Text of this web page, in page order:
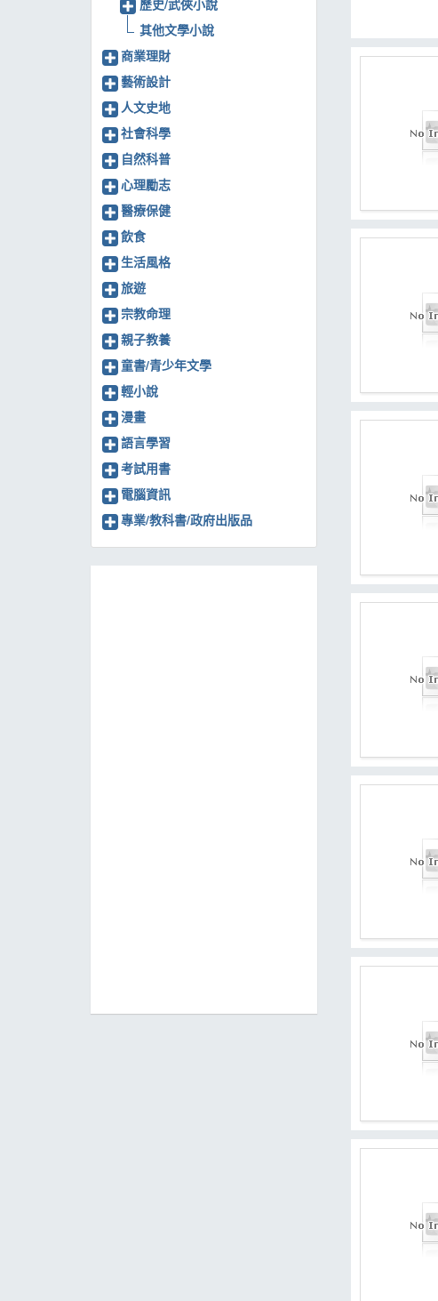
歷史/武俠小說
其他文學小說
商業理財
藝術設計
人文史地
社會科學
自然科普
心理勵志
醫療保健
飲食
生活風格
旅遊
宗教命理
親子教養
童書/青少年文學
輕小說
漫畫
語言學習
考試用書
電腦資訊
專業/教科書/政府出版品